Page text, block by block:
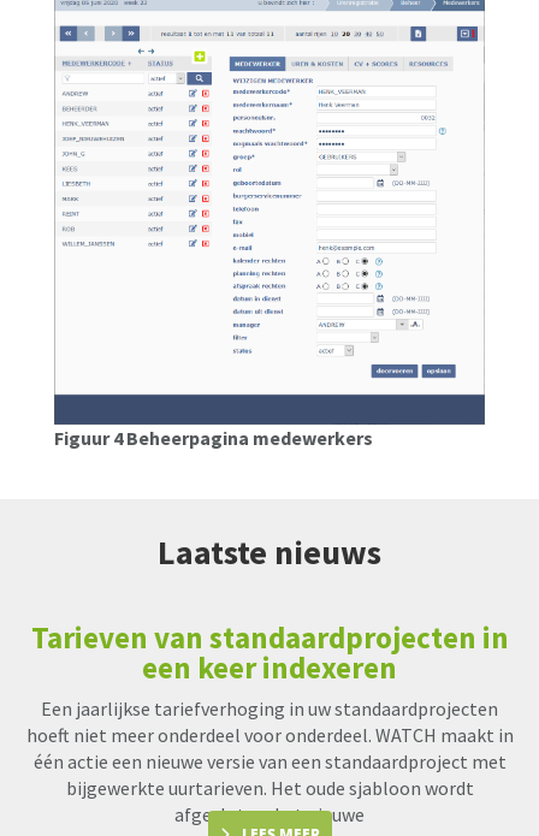
Figuur 4 Beheerpagina medewerkers
Laatste nieuws
Tarieven van standaardprojecten in
een keer indexeren
Een jaarlijkse tariefverhoging in uw standaardprojecten
hoeft niet meer onderdeel voor onderdeel. WATCH maakt in
één actie een nieuwe versie van een standaardproject met
bijgewerkte uurtarieven. Het oude sjabloon wordt
afgesloten, het nieuwe